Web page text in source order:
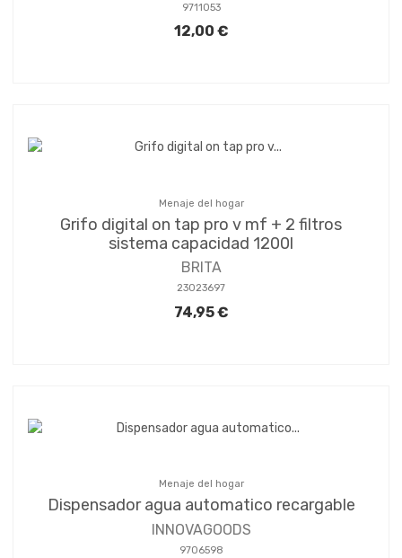
9711053
12,00 €
Menaje del hogar
Grifo digital on tap pro v mf + 2 filtros
sistema capacidad 1200l
BRITA
23023697
74,95 €
Menaje del hogar
Dispensador agua automatico recargable
INNOVAGOODS
9706598